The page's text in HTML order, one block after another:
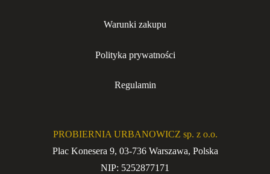
Warunki zakupu
Polityka prywatności
Regulamin
PROBIERNIA URBANOWICZ sp. z o.o.
Plac Konesera 9, 03-736 Warszawa, Polska
NIP: 5252877171